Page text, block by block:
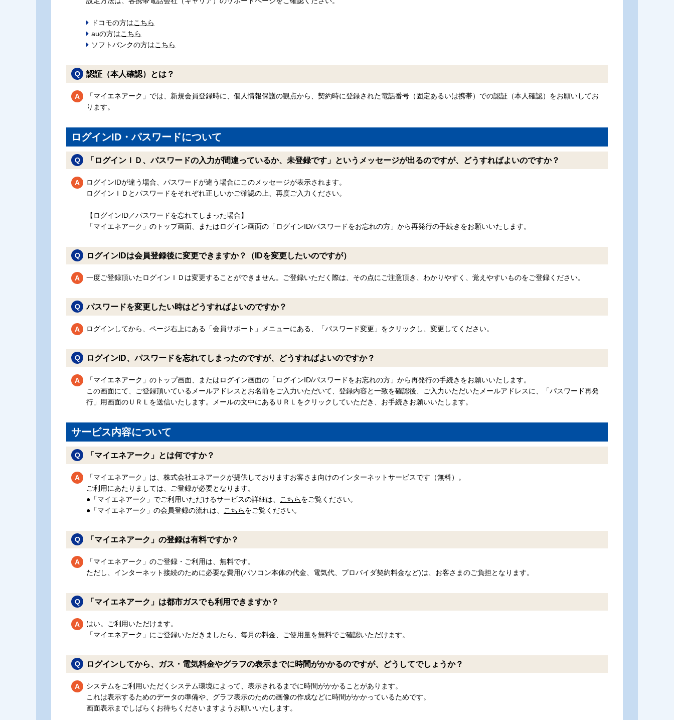
ドコモの方はこちら
auの方はこちら
ソフトバンクの方はこちら
認証（本人確認）とは？
「マイエネアーク」では、新規会員登録時に、個人情報保護の観点から、契約時に登録された電話番号（固定あるいは携帯）での認証（本人確認）をお願いしてお
ります。
ログインID・パスワードについて
「ログインＩＤ、パスワードの入力が間違っているか、未登録です」というメッセージが出るのですが、どうすればよいのですか？
ログインIDが違う場合、パスワードが違う場合にこのメッセージが表示されます。
ログインＩＤとパスワードをそれぞれ正しいかご確認の上、再度ご入力ください。
【ログインID／パスワードを忘れてしまった場合】
「マイエネアーク」のトップ画面、またはログイン画面の「ログインID/パスワードをお忘れの方」から再発行の手続きをお願いいたします。
ログインIDは会員登録後に変更できますか？（IDを変更したいのですが）
一度ご登録頂いたログインＩＤは変更することができません。ご登録いただく際は、その点にご注意頂き、わかりやすく、覚えやすいものをご登録ください。
パスワードを変更したい時はどうすればよいのですか？
ログインしてから、ページ右上にある「会員サポート」メニューにある、「パスワード変更」をクリックし、変更してください。
ログインID、パスワードを忘れてしまったのですが、どうすればよいのですか？
「マイエネアーク」のトップ画面、またはログイン画面の「ログインID/パスワードをお忘れの方」から再発行の手続きをお願いいたします。
この画面にて、ご登録頂いているメールアドレスとお名前をご入力いただいて、登録内容と一致を確認後、ご入力いただいたメールアドレスに、「パスワード再発
行」用画面のＵＲＬを送信いたします。メールの文中にあるＵＲＬをクリックしていただき、お手続きお願いいたします。
サービス内容について
「マイエネアーク」とは何ですか？
「マイエネアーク」は、株式会社エネアークが提供しておりますお客さま向けのインターネットサービスです（無料）。
ご利用にあたりましては、ご登録が必要となります。
●「マイエネアーク」でご利用いただけるサービスの詳細は、
こちらをご覧ください。
●「マイエネアーク」の会員登録の流れは、
こちらをご覧ください。
「マイエネアーク」の登録は有料ですか？
「マイエネアーク」のご登録・ご利用は、無料です。
ただし、インターネット接続のために必要な費用(パソコン本体の代金、電気代、プロバイダ契約料金など)は、お客さまのご負担となります。
「マイエネアーク」は都市ガスでも利用できますか？
はい。ご利用いただけます。
「マイエネアーク」にご登録いただきましたら、毎月の料金、ご使用量を無料でご確認いただけます。
ログインしてから、ガス・電気料金やグラフの表示までに時間がかかるのですが、どうしてでしょうか？
システムをご利用いただくシステム環境によって、表示されるまでに時間がかかることがあります。
これは表示するためのデータの準備や、グラフ表示のための画像の作成などに時間がかかっているためです。
画面表示までしばらくお待ちくださいますようお願いいたします。